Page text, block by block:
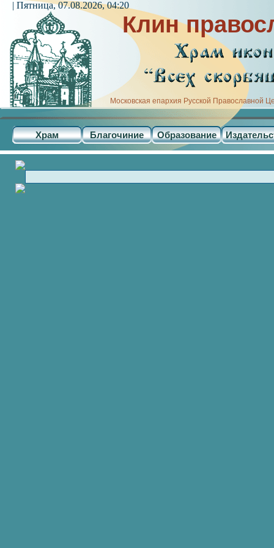
Клин
Московская епархия Русской Православной
Храм Благочиние Образование
| Пятница, 07.08.2026, 04:20